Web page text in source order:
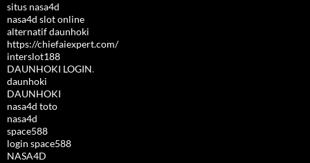
situs nasa4d
nasa4d slot online
alternatif daunhoki
https://chiefaiexpert.com/
interslot188
DAUNHOKI LOGIN.
daunhoki
DAUNHOKI
nasa4d toto
nasa4d
space588
login space588
NASA4D